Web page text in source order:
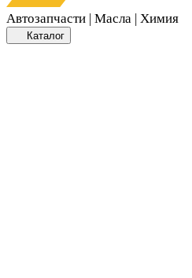
Автозапчасти | Масла | Химия
Каталог